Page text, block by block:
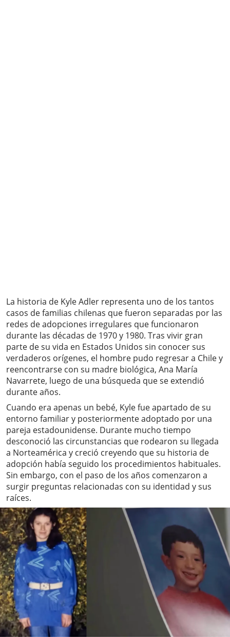
La historia de Kyle Adler representa uno de los tantos
casos de familias chilenas que fueron separadas por las
redes de adopciones irregulares que funcionaron
durante las décadas de 1970 y 1980. Tras vivir gran
parte de su vida en Estados Unidos sin conocer sus
verdaderos orígenes, el hombre pudo regresar a Chile y
reencontrarse con su madre biológica, Ana María
Navarrete, luego de una búsqueda que se extendió
durante años.
Cuando era apenas un bebé, Kyle fue apartado de su
entorno familiar y posteriormente adoptado por una
pareja estadounidense. Durante mucho tiempo
desconoció las circunstancias que rodearon su llegada
a Norteamérica y creció creyendo que su historia de
adopción había seguido los procedimientos habituales.
Sin embargo, con el paso de los años comenzaron a
surgir preguntas relacionadas con su identidad y sus
raíces.